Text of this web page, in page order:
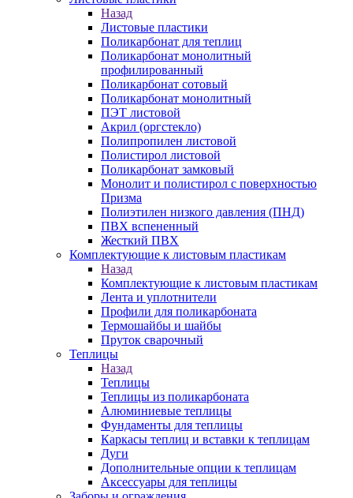
Назад
Листовые пластики
Поликарбонат для теплиц
Поликарбонат монолитный
профилированный
Поликарбонат сотовый
Поликарбонат монолитный
ПЭТ листовой
Акрил (оргстекло)
Полипропилен листовой
Полистирол листовой
Поликарбонат замковый
Монолит и полистирол с поверхностью
Призма
Полиэтилен низкого давления (ПНД)
ПВХ вспененный
Жесткий ПВХ
Комплектующие к листовым пластикам
Назад
Комплектующие к листовым пластикам
Лента и уплотнители
Профили для поликарбоната
Термошайбы и шайбы
Пруток сварочный
Теплицы
Назад
Теплицы
Теплицы из поликарбоната
Алюминиевые теплицы
Фундаменты для теплицы
Каркасы теплиц и вставки к теплицам
Дуги
Дополнительные опции к теплицам
Аксессуары для теплицы